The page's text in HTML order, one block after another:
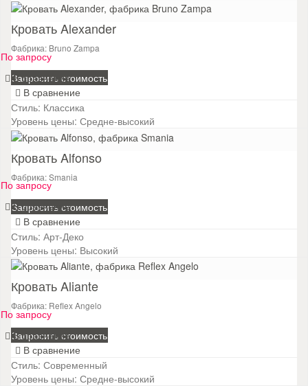
По запросу
В сравнение
Кровать Alexander
Фабрика: Bruno Zampa
Запросить стоимость
В сравнение
Стиль: Классика
Уровень цены: Средне-высокий
По запросу
В сравнение
Кровать Alfonso
Фабрика: Smania
Запросить стоимость
В сравнение
Стиль: Арт-Деко
Уровень цены: Высокий
По запросу
В сравнение
Кровать Aliante
Фабрика: Reflex Angelo
Запросить стоимость
В сравнение
Стиль: Современный
Уровень цены: Средне-высокий